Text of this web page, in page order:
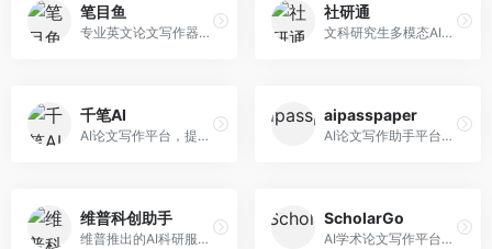
笔目鱼
专业英文论文写作器，支持学术论文全流程。面向留学生和国际期刊投稿者，提供英文论文撰写、润色、格式调整等服务，学术英语表达规范。
社研通
文科研究生多模态AI学术写作平台。面向文科研究生和社科研究者，提供文献综述、理论分析、定性研究辅助等服务，文科研究方法论支持完善。
千笔AI
AI论文写作平台，提供无限改稿服务。面向高校学生和学术研究者，支持论文选题、大纲生成、内容撰写、查重修改等全流程服务，改稿次数不限，服务质量有保障。
aipasspaper
AI论文写作助手平台，提供智能化的学术写作支持。面向大学生和研究人员，支持多种学科论文生成，提供参考文献管理和格式规范服务，写作效率高。
维普科创助手
维普推出的AI科研服务平台，整合学术资源与智能写作。面向科研人员和高校师生，提供文献检索、论文写作、查重检测等一站式服务，学术资源权威可靠。
ScholarGo
AI学术论文写作平台，专注于理工科领域的逻辑构建。面向理工科研究生和科研工作者，提供公式编辑、数据分析、论文结构优化等服务，理工科写作逻辑严谨。